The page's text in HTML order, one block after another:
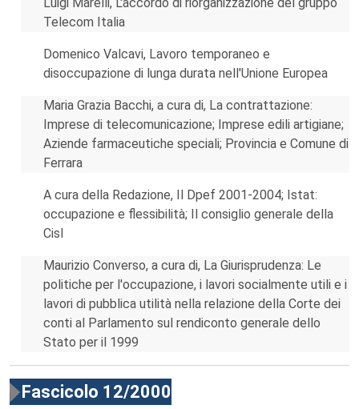
Telecom Italia
Domenico Valcavi, Lavoro temporaneo e
disoccupazione di lunga durata nell'Unione Europea
Maria Grazia Bacchi, a cura di, La contrattazione:
Imprese di telecomunicazione; Imprese edili artigiane;
Aziende farmaceutiche speciali; Provincia e Comune di
Ferrara
A cura della Redazione, Il Dpef 2001-2004; Istat:
occupazione e flessibilità; Il consiglio generale della
Cisl
Maurizio Converso, a cura di, La Giurisprudenza: Le
politiche per l'occupazione, i lavori socialmente utili e i
lavori di pubblica utilità nella relazione della Corte dei
conti al Parlamento sul rendiconto generale dello
Stato per il 1999
Fascicolo 12/2000